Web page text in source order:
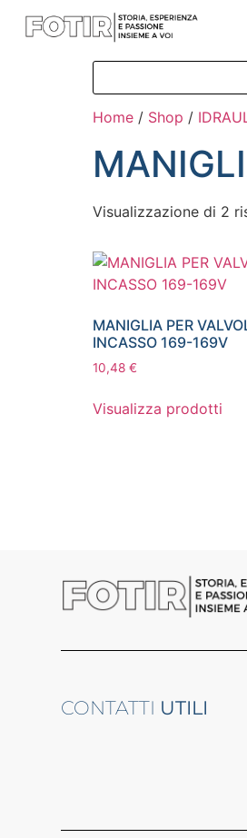
Home / Shop /
Visualizzazione di 2
MANIGLIA PER
INCASSO 169-169V
10,48 €
Visualizza prodotti
CONTATTI UTILI